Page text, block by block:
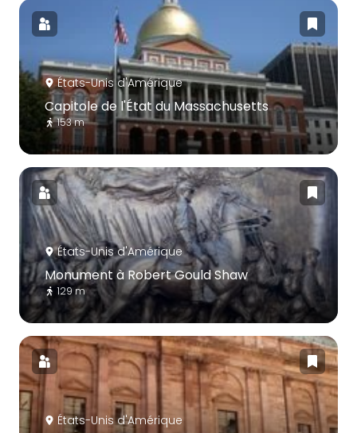
États-Unis d'Amérique
Capitole de l'État du Massachusetts
153 m
États-Unis d'Amérique
Monument à Robert Gould Shaw
129 m
États-Unis d'Amérique